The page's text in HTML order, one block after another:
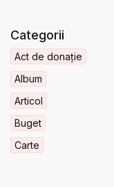
Categorii
Act de donație
Album
Articol
Buget
Carte